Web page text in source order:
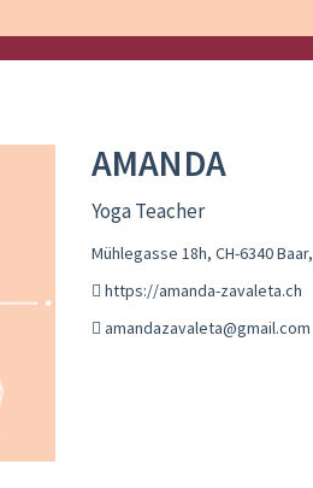
AMANDA
Yoga Teacher
Mühlegasse 18h, CH-6340 Baar,
https://amanda-zavaleta.ch
amandazavaleta@gmail.com